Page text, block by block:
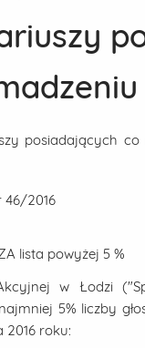
posiadających
46/2016
lista powyżej 5 %
w Łodzi
5% liczby
2016 roku: